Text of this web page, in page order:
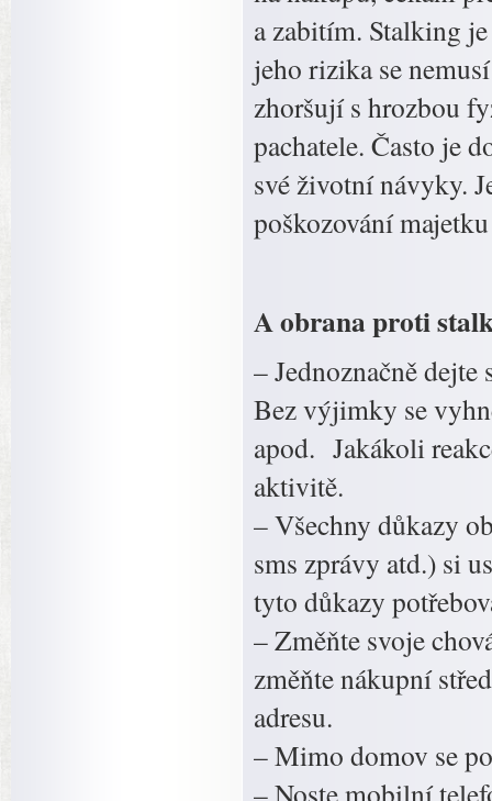
a zabitím. Stalking
jeho rizika se
zhoršují s hrozbou
pachatele. Často je
své životní návyky.
poškozování
A obrana proti
– Jednoznačně
Bez výjimky se
apod. Jakákoli
aktivitě.
– Všechny důkazy
sms zprávy atd.) si
tyto důkazy
– Změňte svoje
změňte nákupní
adresu.
– Mimo domov se
– Noste mobilní